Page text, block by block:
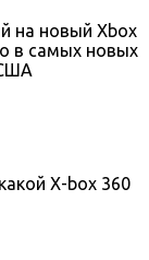
на новый Xbox
в самых новых
X-box 360